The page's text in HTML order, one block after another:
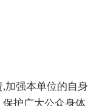
强本单位的自身
护广大公众身体